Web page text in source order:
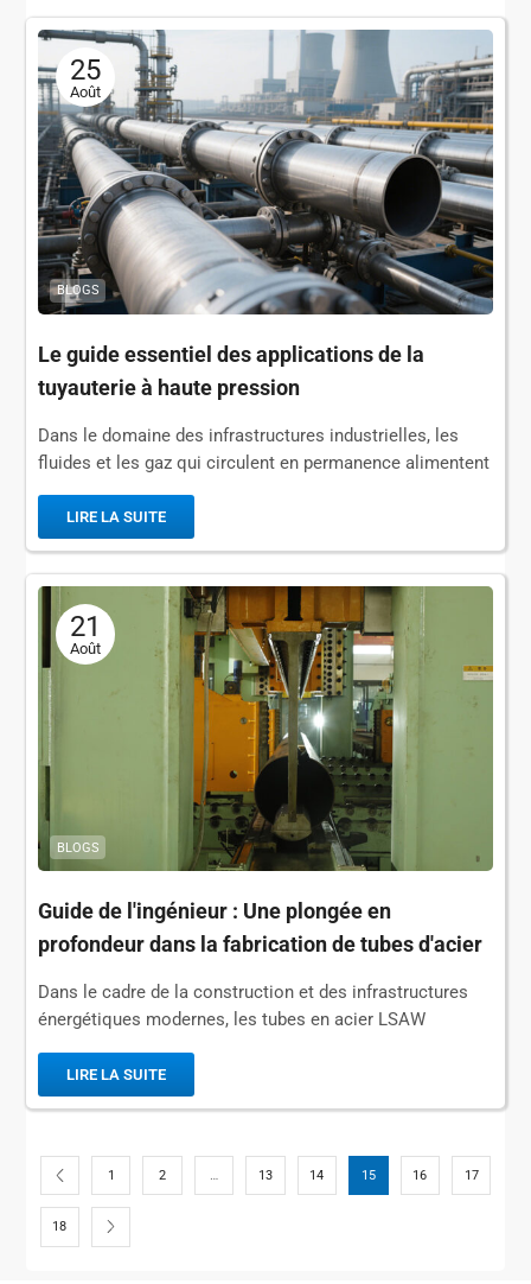
25
Août
BLOGS
Le guide essentiel des applications de la
tuyauterie à haute pression
Dans le domaine des infrastructures industrielles, les
fluides et les gaz qui circulent en permanence alimentent
composants qui sont aussi...
LIRE LA SUITE
21
Août
BLOGS
Guide de l'ingénieur : Une plongée en
profondeur dans la fabrication de tubes d'acier
Dans le cadre de la construction et des infrastructures
énergétiques modernes, les tubes en acier LSAW
type de tubes soudés...
LIRE LA SUITE
1 2 … 13 14 15 16 17
18